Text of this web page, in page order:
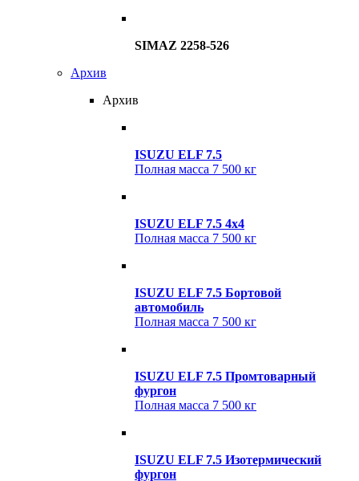
SIMAZ 2258-526
Архив
Архив
ISUZU ELF 7.5
Полная масса 7 500 кг
ISUZU ELF 7.5 4x4
Полная масса 7 500 кг
ISUZU ELF 7.5 Бортовой
автомобиль
Полная масса 7 500 кг
ISUZU ELF 7.5 Промтоварный
фургон
Полная масса 7 500 кг
ISUZU ELF 7.5 Изотермический
фургон